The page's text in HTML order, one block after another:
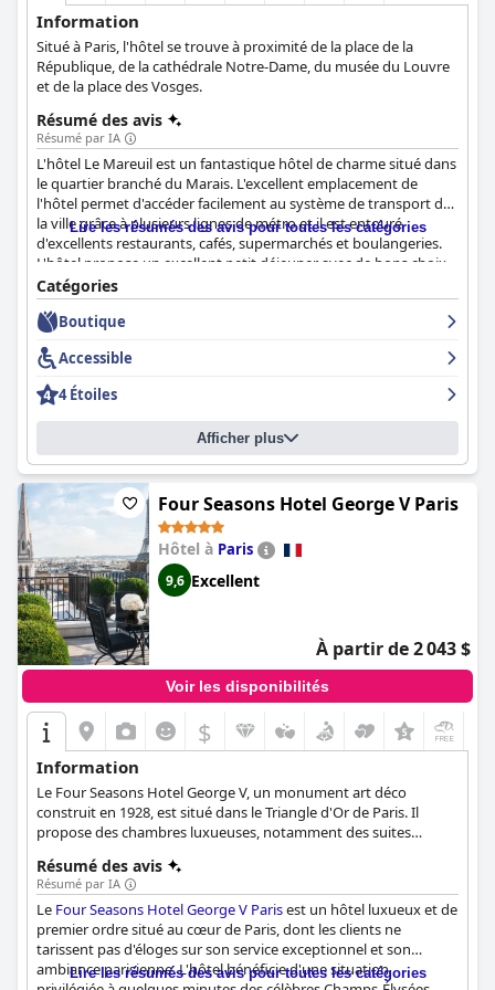
Information
Situé à Paris, l'hôtel se trouve à proximité de la place de la
République, de la cathédrale Notre-Dame, du musée du Louvre
et de la place des Vosges.
Résumé des avis
Résumé par IA
L'hôtel Le Mareuil est un fantastique hôtel de charme situé dans
le quartier branché du Marais. L'excellent emplacement de
l'hôtel permet d'accéder facilement au système de transport de
la ville grâce à plusieurs lignes de métro et il est entouré
d'excellents restaurants, cafés, supermarchés et boulangeries.
L'hôtel propose un excellent petit déjeuner avec de bons choix
de produits, une large sélection et des ingrédients frais. Les
chambres sont douillettes, confortables et modernes,
exceptionnellement propres et bien équipées. Le personnel est
incroyablement amical et professionnel, offrant un service à la
clientèle exceptionnel. Le spa de l'hôtel est très apprécié et les
lits sont spacieux et de bonne qualité, offrant une bonne nuit de
sommeil. Dans l'ensemble, l'hôtel Le Mareuil offre un séjour
agréable et confortable en mettant l'accent sur la propreté, la
satisfaction des clients et l'attention portée aux détails.
Lire les résumés des avis pour toutes les catégories
Catégories
Boutique
Accessible
4 Étoiles
Afficher plus
Four Seasons Hotel George V Paris
Hôtel à Paris
9,6 Excellent
À partir de 2 043 $
Voir les disponibilités
$
Information
Le Four Seasons Hotel George V, un monument art déco
construit en 1928, est situé dans le Triangle d'Or de Paris. Il
propose des chambres luxueuses, notamment des suites
élégantes et de luxueuses suites signature. L'hôtel dispose de
trois restaurants étoilés au guide Michelin, d'un spa raffiné,
d'une élégante piscine et d'une cour où l'on peut déguster des
vins. Les clients peuvent profiter d'expériences culinaires
exceptionnelles, notamment de classes de maître privées avec le
célèbre chef Christian Le Squer et de dégustations de vins avec
Résumé des avis
Résumé par IA
Le Four Seasons Hotel George V Parisest un hôtel luxueux et de
premier ordre situé au cœur de Paris, dont les clients ne
tarissent pas d'éloges sur son service exceptionnel et son
ambiance parisienne. L'hôtel bénéficie d'une situation
Lire les résumés des avis pour toutes les catégories